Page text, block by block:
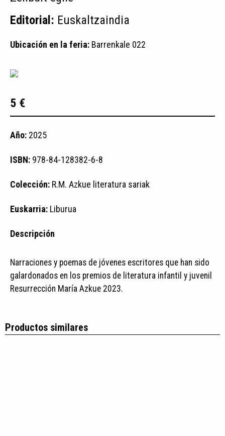
Editorial: Euskaltzaindia
Ubicación en la feria: Barrenkale 022
5 €
Año: 2025
ISBN: 978-84-128382-6-8
Colección: R.M. Azkue literatura sariak
Euskarria: Liburua
Descripción
Narraciones y poemas de jóvenes escritores que han sido
galardonados en los premios de literatura infantil y juvenil
Resurrección María Azkue 2023.
Productos similares